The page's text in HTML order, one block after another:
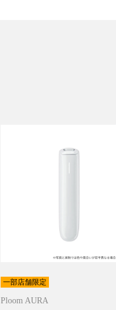
一部店舗限定
Ploom AURA